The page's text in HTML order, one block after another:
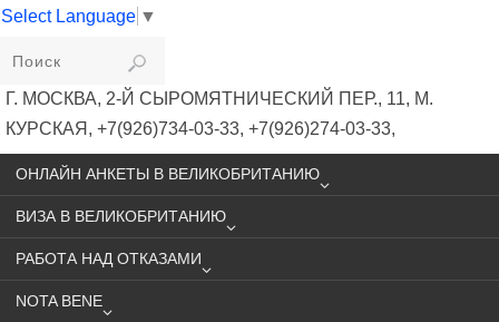
Select Language ▼
VIKIVISA
Г. МОСКВА, 2-Й СЫРОМЯТНИЧЕСКИЙ ПЕР., 11, М.
КУРСКАЯ, +7(926)734-03-33, +7(926)274-03-33,
VISA@VIKIVISA.RU
ОНЛАЙН АНКЕТЫ В ВЕЛИКОБРИТАНИЮ
ВИЗА В ВЕЛИКОБРИТАНИЮ
РАБОТА НАД ОТКАЗАМИ
NOTA BENE